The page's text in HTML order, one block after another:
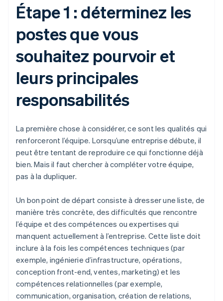
Étape 1 : déterminez les
postes que vous
souhaitez pourvoir et
leurs principales
responsabilités
La première chose à considérer, ce sont les qualités qui
renforceront l’équipe. Lorsqu’une entreprise débute, il
peut être tentant de reproduire ce qui fonctionne déjà
bien. Mais il faut chercher à compléter votre équipe,
pas à la dupliquer.
Un bon point de départ consiste à dresser une liste, de
manière très concrète, des difficultés que rencontre
l’équipe et des compétences ou expertises qui
manquent actuellement à l’entreprise. Cette liste doit
inclure à la fois les compétences techniques (par
exemple, ingénierie d’infrastructure, opérations,
conception front-end, ventes, marketing) et les
compétences relationnelles (par exemple,
communication, organisation, création de relations,